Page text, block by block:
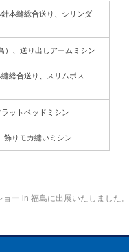
本縫総合送り、シリンダ
）、送り出しアームミシン
総合送り、スリムポス
ットベッドミシン
飾りモカ縫いミシン
ー in 福島に出展いたしました。